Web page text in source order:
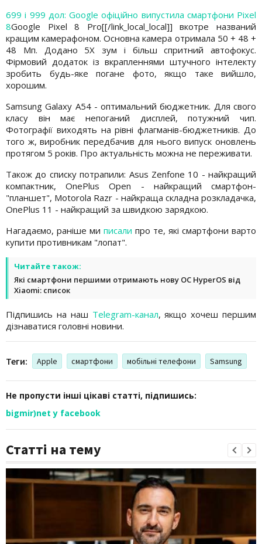
699 і 999 дол: Google офіційно випустила смартфони Pixel
8Google Pixel 8 Pro[[/link_local_local]] вкотре названий
кращим камерафоном. Основна камера отримала 50 + 48 +
48 Мп. Додано 5Х зум і більш спритний автофокус.
Фірмовий додаток із вкрапленнями штучного інтелекту
зробить будь-яке погане фото, якщо таке вийшло,
хорошим.
Samsung Galaxy A54 - оптимальний бюджетник. Для свого
класу він має непоганий дисплей, потужний чип.
Фотографії виходять на рівні флагманів-бюджетників. До
того ж, виробник передбачив для нього випуск оновлень
протягом 5 років. Про актуальність можна не переживати.
Також до списку потрапили: Asus Zenfone 10 - найкращий
компактник, OnePlus Open - найкращий смартфон-
"планшет", Motorola Razr - найкраща складна розкладачка,
OnePlus 11 - найкращий за швидкою зарядкою.
Нагадаємо, раніше ми писали про те, які смартфони варто
купити противникам "лопат".
Читайте також:
Які смартфони першими отримають нову ОС HyperOS від
Xiaomi: список
Підпишись на наш Telegram-канал, якщо хочеш першим
дізнаватися головні новини.
Теги: Apple смартфони мобільні телефони Samsung
Не пропусти інші цікаві статті, підпишись:
bigmir)net у facebook
Статті на тему